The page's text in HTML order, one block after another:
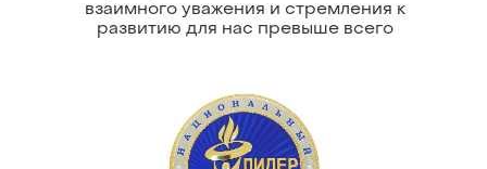
взаимного уважения и стремления к
развитию для нас превыше всего